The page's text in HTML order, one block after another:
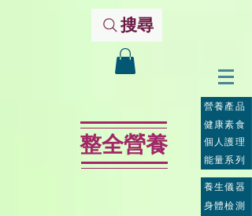
搜尋
整全營養
營養產品
個人護理
能量系列
健康素食
養生儀器
身體檢測